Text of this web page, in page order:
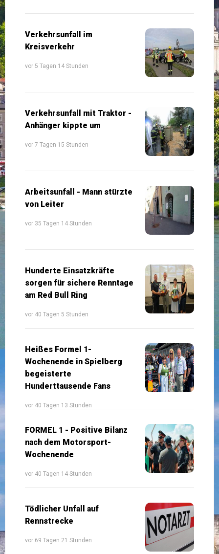
Verkehrsunfall im
Kreisverkehr
vor 5 Tagen 14 Stunden
Verkehrsunfall mit Traktor -
Anhänger kippte um
vor 7 Tagen 15 Stunden
Arbeitsunfall - Mann stürzte
von Leiter
vor 35 Tagen 14 Stunden
Hunderte Einsatzkräfte
sorgen für sichere Renntage
am Red Bull Ring
vor 40 Tagen 5 Stunden
Heißes Formel 1-
Wochenende in Spielberg
begeisterte
Hunderttausende Fans
vor 40 Tagen 13 Stunden
FORMEL 1 - Positive Bilanz
nach dem Motorsport-
Wochenende
vor 40 Tagen 14 Stunden
Tödlicher Unfall auf
Rennstrecke
vor 69 Tagen 21 Stunden